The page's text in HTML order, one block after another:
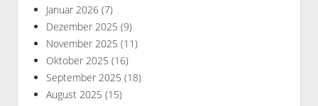
Januar 2026(7)
Dezember 2025 (9)
November 2025 (11)
Oktober 2025 (16)
September 2025 (18)
August 2025 (15)